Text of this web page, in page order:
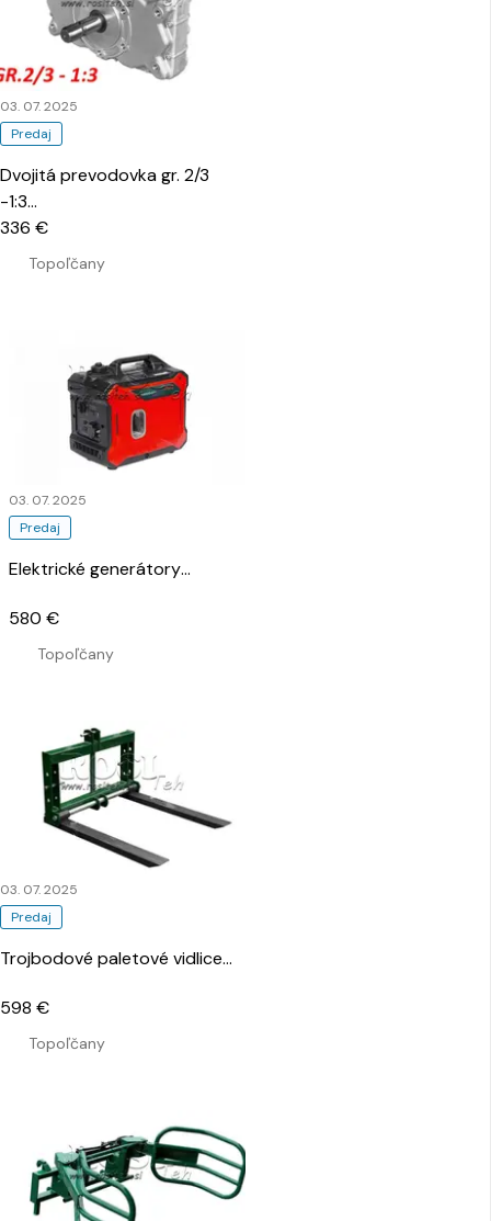
Predaj
03. 07. 2025
Dvojitá prevodovka gr. 2/3
-1:3…
Topoľčany
336 €
Predaj
03. 07. 2025
Elektrické generátory…
Topoľčany
580 €
Predaj
03. 07. 2025
Trojbodové paletové vidlice…
Topoľčany
598 €